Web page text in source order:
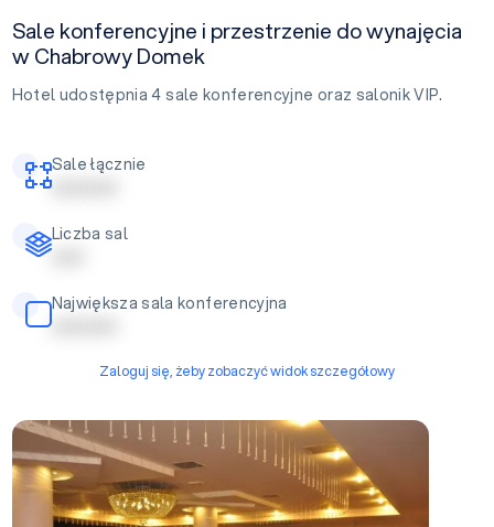
Sale konferencyjne i przestrzenie do wynajęcia
w Chabrowy Domek
Hotel udostępnia 4 sale konferencyjne oraz salonik VIP.
Sale łącznie
| | | | | | | | | |
Liczba sal
| | | | |
Największa sala konferencyjna
| | | | | | | | | |
Zaloguj się, żeby zobaczyć widok szczegółowy
Sala Kolumnowa